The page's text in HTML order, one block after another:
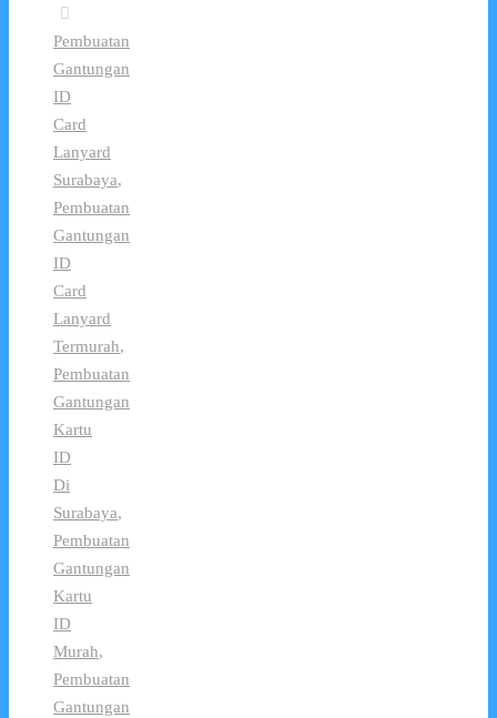
Pembuatan
Gantungan
ID
Card
Lanyard
Surabaya,
Pembuatan
Gantungan
ID
Card
Lanyard
Termurah,
Pembuatan
Gantungan
Kartu
ID
Di
Surabaya,
Pembuatan
Gantungan
Kartu
ID
Murah,
Pembuatan
Gantungan